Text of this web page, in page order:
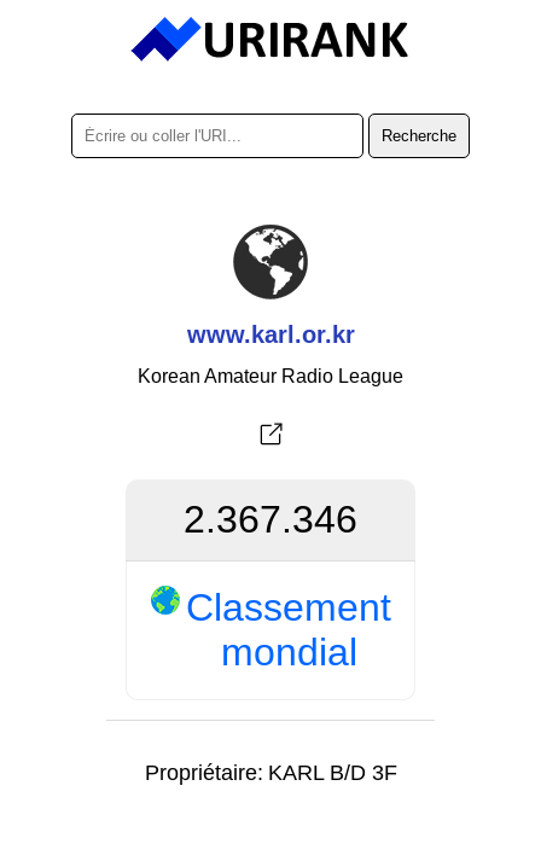
www.karl.or.kr
Korean Amateur Radio League
2.367.346
Classement
mondial
Propriétaire: KARL B/D 3F